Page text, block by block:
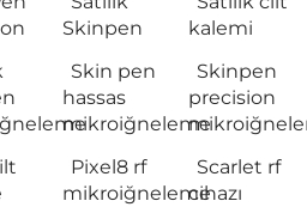
Skinpen
kalemi
Skin pen
hassas
mikroiğneleme
Skinpen
precision
Pixel8 rf
mikroiğneleme
Scarlet rf
cihazı